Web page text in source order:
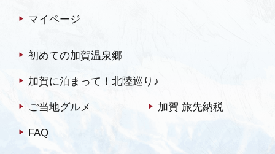
マイページ
初めての加賀温泉郷
加賀に泊まって！北陸巡り♪
ご当地グルメ 加賀 旅先納税
FAQ